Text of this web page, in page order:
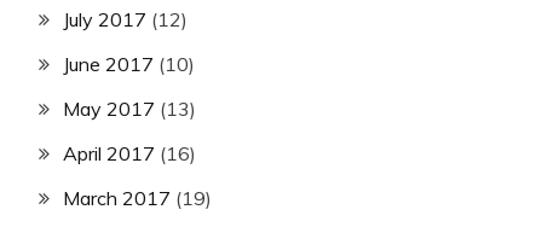
July 2017 (12)
June 2017 (10)
May 2017 (13)
April 2017 (16)
March 2017 (19)